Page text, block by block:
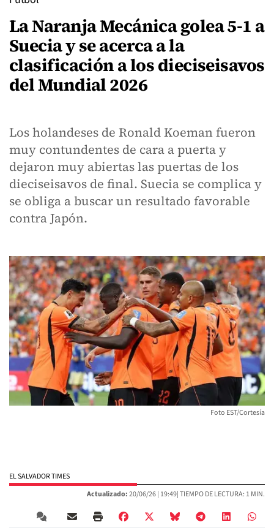
La Naranja Mecánica golea 5-1 a
Suecia y se acerca a la
clasificación a los dieciseisavos
del Mundial 2026
Los holandeses de Ronald Koeman fueron
muy contundentes de cara a puerta y
dejaron muy abiertas las puertas de los
dieciseisavos de final. Suecia se complica y
se obliga a buscar un resultado favorable
contra Japón.
Foto EST/Cortesía
EL SALVADOR TIMES
Actualizado:20/06/26 | 19:49| TIEMPO DE LECTURA: 1 MIN.